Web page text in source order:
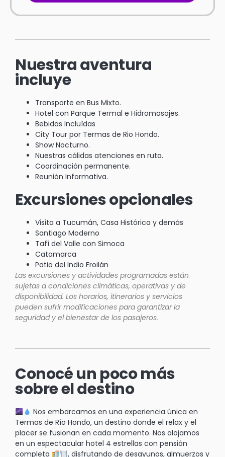
Nuestra aventura
incluye
Transporte en Bus Mixto.
Hotel con Parque Termal e Hidromasajes.
Bebidas Incluìdas
City Tour por Termas de Rio Hondo.
Show Nocturno.
Nuestras cálidas atenciones en ruta.
Coordinación permanente.
Reunión Informativa.
Excursiones opcionales
Visita a Tucumán, Casa Histórica y demás
Santiago Moderno
Tafí del Valle con Simoca
Catamarca
Patio del Indio Froilán
Las excursiones y actividades programadas están
sujetas a condiciones climáticas, operativas y de
disponibilidad. Los horarios, itinerarios y servicios
pueden sufrir modificaciones para garantizar la
seguridad y el bienestar de los pasajeros.
Conocé un poco más
sobre el destino
Nos embarcamos en una experiencia única en
Termas de Río Hondo, un destino donde el relax y el
placer se fusionan en cada momento. Nos alojamos
en un espectacular hotel 4 estrellas con pensión
completa
, disfrutando de desayunos, almuerzos y